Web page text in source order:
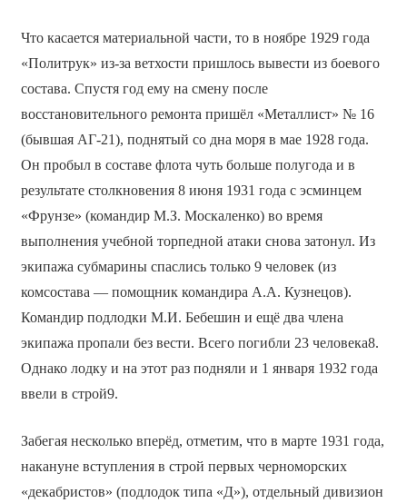
Что касается материальной части, то в ноябре 1929 года
«Политрук» из-за ветхости пришлось вывести из боевого
состава. Спустя год ему на смену после
восстановительного ремонта пришёл «Металлист» № 16
(бывшая АГ-21), поднятый со дна моря в мае 1928 года.
Он пробыл в составе флота чуть больше полугода и в
результате столкновения 8 июня 1931 года с эсминцем
«Фрунзе» (командир М.З. Москаленко) во время
выполнения учебной торпедной атаки снова затонул. Из
экипажа субмарины спаслись только 9 человек (из
комсостава — помощник командира А.А. Кузнецов).
Командир подлодки М.И. Бебешин и ещё два члена
экипажа пропали без вести. Всего погибли 23 человека8.
Однако лодку и на этот раз подняли и 1 января 1932 года
ввели в строй9.
Забегая несколько вперёд, отметим, что в марте 1931 года,
накануне вступления в строй первых черноморских
«декабристов» (подлодок типа «Д»), отдельный дивизион